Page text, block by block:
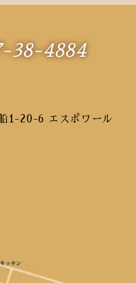
(3)
(1)
(3)
(2)
38-4884
1-20-6 エスポワール